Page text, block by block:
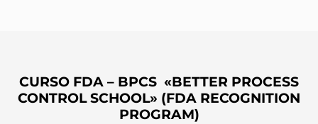
CURSO FDA – BPCS «BETTER PROCESS
CONTROL SCHOOL» (FDA RECOGNITION
PROGRAM)